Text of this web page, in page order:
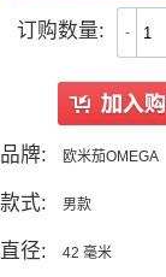
订购数量: -
品牌: 欧米茄OMEGA
款式: 男款
直径: 42 毫米